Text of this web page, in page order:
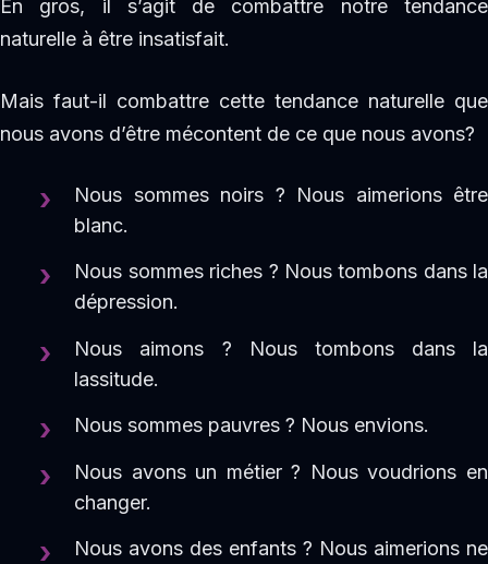
En gros, il s’agit de combattre notre tendance
naturelle à être insatisfait.
Mais faut-il combattre cette tendance naturelle que
nous avons d’être mécontent de ce que nous avons?
Nous sommes noirs ? Nous aimerions être
blanc.
Nous sommes riches ? Nous tombons dans la
dépression.
Nous aimons ? Nous tombons dans la
lassitude.
Nous sommes pauvres ? Nous envions.
Nous avons un métier ? Nous voudrions en
changer.
Nous avons des enfants ? Nous aimerions ne